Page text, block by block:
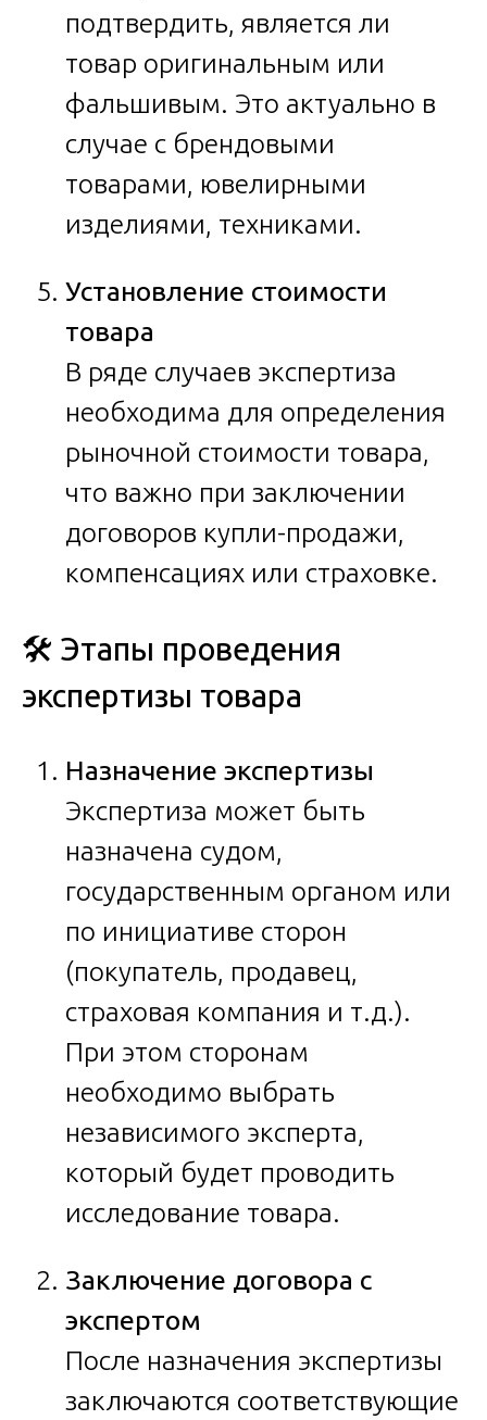
подтвердить, является ли
товар оригинальным или
фальшивым. Это актуально в
случае с брендовыми
товарами, ювелирными
изделиями, техниками.
Установление стоимости
товара
В ряде случаев экспертиза
необходима для определения
рыночной стоимости товара,
что важно при заключении
договоров купли-продажи,
компенсациях или страховке.
🛠️ Этапы проведения
экспертизы товара
Назначение экспертизы
Экспертиза может быть
назначена судом,
государственным органом или
по инициативе сторон
(покупатель, продавец,
страховая компания и т.д.).
При этом сторонам
необходимо выбрать
независимого эксперта,
который будет проводить
исследование товара.
Заключение договора с
экспертом
После назначения экспертизы
заключаются соответствующие